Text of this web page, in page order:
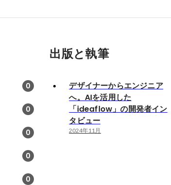
0
0
0
0
0
出版と執筆
デザイナーからエンジニア
へ。AIを活用した
「ideaflow」の開発者イン
タビュー
2024年11月